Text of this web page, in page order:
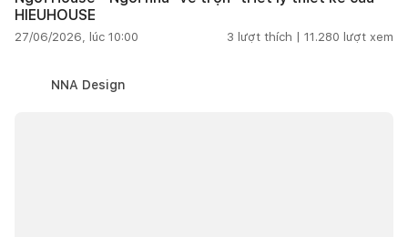
HIEUHOUSE
27/06/2026, lúc 10:00 3 lượt thích | 11.280 lượt xem
NNA Design